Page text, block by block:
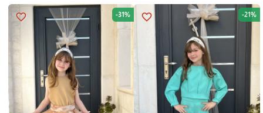
favorite_border -21%
favorite_border -31%